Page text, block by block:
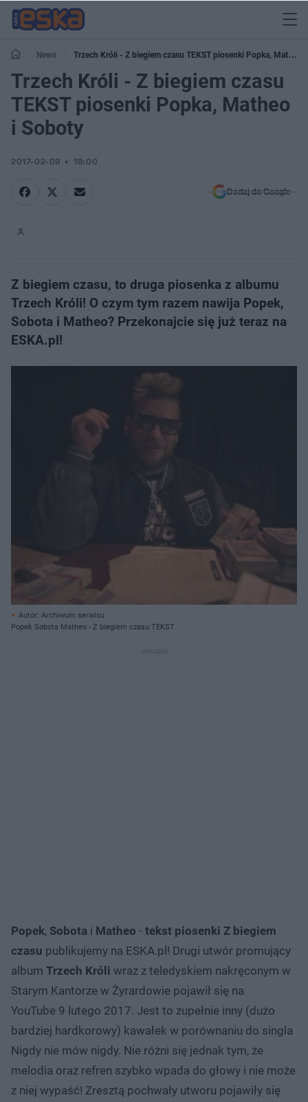
News
Trzech Króli - Z biegiem czasu TEKST piosenki Popka, Matheo
i Soboty
Trzech Króli - Z biegiem czasu
TEKST piosenki Popka, Matheo
i Soboty
2017-02-09 18:00
Dodaj do Google
Z biegiem czasu, to druga piosenka z albumu
Trzech Króli! O czym tym razem nawija Popek,
Sobota i Matheo? Przekonajcie się już teraz na
ESKA.pl!
Autor: Archiwum serwisu
Popek Sobota Matheo - Z biegiem czasu TEKST
Popek, Sobota i Matheo - tekst piosenki Z biegiem
czasu publikujemy na ESKA.pl! Drugi utwór promujący
album Trzech Króli wraz z teledyskiem nakręconym w
Starym Kantorze w Żyrardowie pojawił się na
YouTube 9 lutego 2017. Jest to zupełnie inny (dużo
bardziej hardkorowy) kawałek w porównaniu do singla
Nigdy nie mów nigdy. Nie różni się jednak tym, że
melodia oraz refren szybko wpada do głowy i nie może
z niej wypaść! Zresztą pochwały utworu pojawiły się